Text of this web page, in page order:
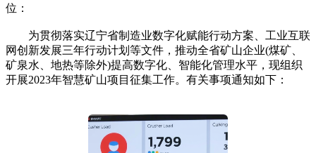
位：
为贯彻落实辽宁省制造业数字化赋能行动方案、工业互联
网创新发展三年行动计划等文件，推动全省矿山企业(煤矿、
矿泉水、地热等除外)提高数字化、智能化管理水平，现组织
开展2023年智慧矿山项目征集工作。有关事项通知如下：